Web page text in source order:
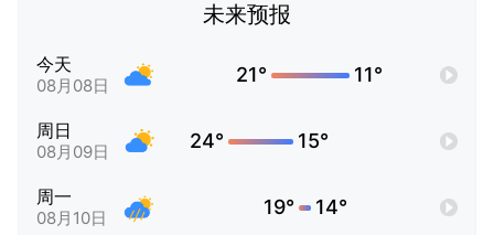
未来预报
今天
08月08日 21° 11°
周日
08月09日 24° 15°
周一
08月10日 19° 14°